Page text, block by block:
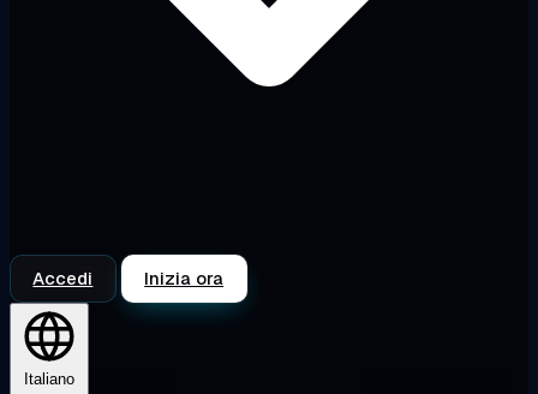
Accedi Inizia ora
Italiano